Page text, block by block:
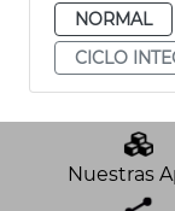
NORMAL
CICLO
Nuestras